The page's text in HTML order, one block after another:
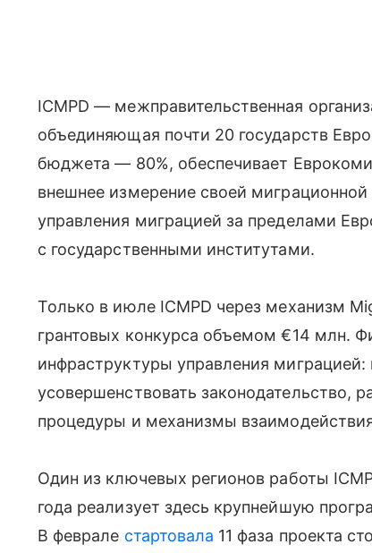
ICMPD — межправительственная
объединяющая почти 20 государств
бюджета — 80%, обеспечивает
внешнее измерение своей
управления миграцией за пределами
с государственными институтами.
Только в июле ICMPD через механизм
грантовых конкурса объемом €14 млн.
инфраструктуры управления
усовершенствовать законодательство,
процедуры и механизмы
Один из ключевых регионов работы
года реализует здесь крупнейшую
В феврале стартовала 11 фаза проекта